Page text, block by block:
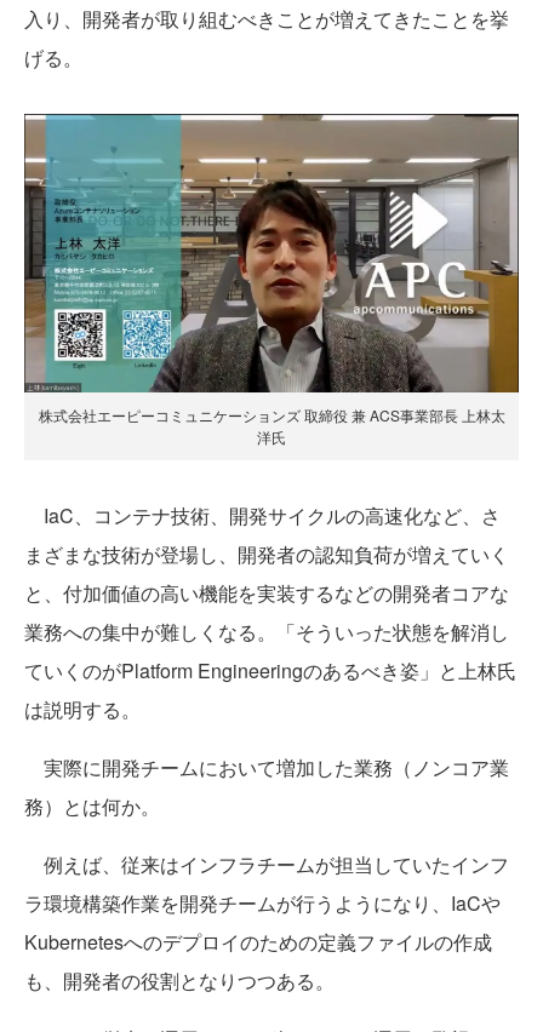
入り、開発者が取り組むべきことが増えてきたことを挙
げる。
株式会社エーピーコミュニケーションズ 取締役 兼 ACS事業部長 上林太
洋氏
IaC、コンテナ技術、開発サイクルの高速化など、さ
まざまな技術が登場し、開発者の認知負荷が増えていく
と、付加価値の高い機能を実装するなどの開発者コアな
業務への集中が難しくなる。「そういった状態を解消し
ていくのがPlatform Engineeringのあるべき姿」と上林氏
は説明する。
実際に開発チームにおいて増加した業務（ノンコア業
務）とは何か。
例えば、従来はインフラチームが担当していたインフ
ラ環境構築作業を開発チームが行うようになり、IaCや
Kubernetesへのデプロイのための定義ファイルの作成
も、開発者の役割となりつつある。